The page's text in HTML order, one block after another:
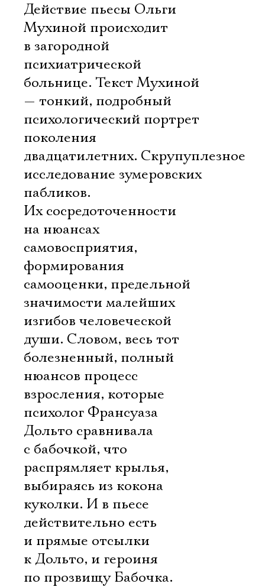
Действие пьесы Ольги
Мухиной происходит
в загородной
психиатрической
больнице. Текст Мухиной
— тонкий, подробный
психологический портрет
поколения
двадцатилетних. Скрупуплезное
исследование зумеровских
пабликов.
Их сосредоточенности
на нюансах
самовосприятия,
формирования
самооценки, предельной
значимости малейших
изгибов человеческой
души. Словом, весь тот
болезненный, полный
нюансов процесс
взросления, которые
психолог Франсуаза
Дольто сравнивала
с бабочкой, что
распрямляет крылья,
выбираясь из кокона
куколки. И в пьесе
действительно есть
и прямые отсылки
к Дольто, и героиня
по прозвищу Бабочка.